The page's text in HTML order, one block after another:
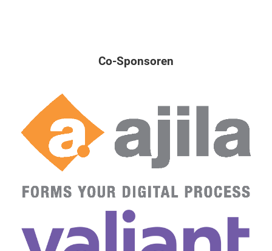
Co-Sponsoren